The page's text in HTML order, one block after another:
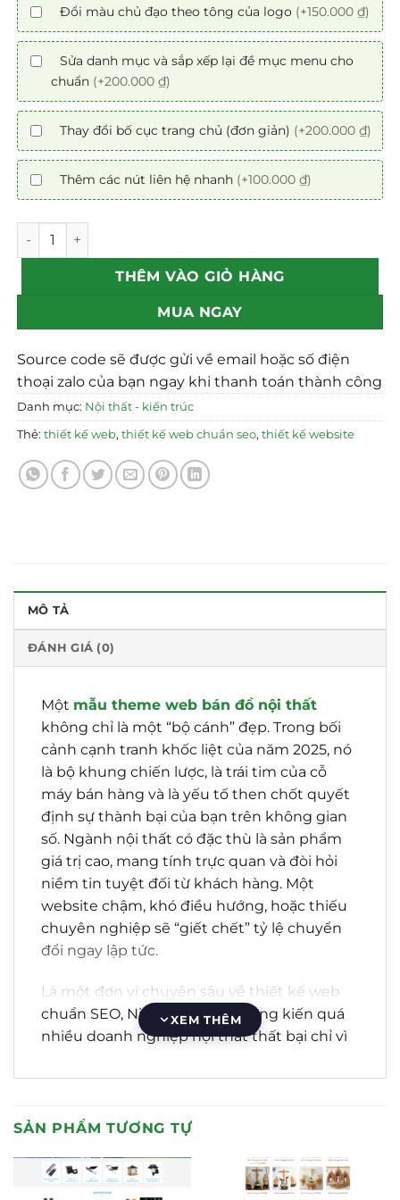
Đổi màu chủ đạo theo tông của logo (+150.000 ₫)
Sửa danh mục và sắp xếp lại đề mục menu cho
chuẩn (+200.000 ₫)
Thay đổi bố cục trang chủ (đơn giản) (+200.000 ₫)
Thêm các nút liên hệ nhanh (+100.000 ₫)
Mẫu theme web bán đồ nội thất 7 chuẩn SEO số lượng
THÊM VÀO GIỎ HÀNG
MUA NGAY
Source code sẽ được gửi về email hoặc số điện
thoại zalo của bạn ngay khi thanh toán thành công
Danh mục: Nội thất - kiến trúc
Thẻ:thiết kế web,thiết kế web chuẩn seo,thiết kế website
MÔ TẢ
ĐÁNH GIÁ (0)
Một mẫu theme web bán đồ nội thất
không chỉ là một “bộ cánh” đẹp. Trong bối
cảnh cạnh tranh khốc liệt của năm 2025, nó
là bộ khung chiến lược, là trái tim của cỗ
máy bán hàng và là yếu tố then chốt quyết
định sự thành bại của bạn trên không gian
số. Ngành nội thất có đặc thù là sản phẩm
giá trị cao, mang tính trực quan và đòi hỏi
niềm tin tuyệt đối từ khách hàng. Một
website chậm, khó điều hướng, hoặc thiếu
chuyên nghiệp sẽ “giết chết” tỷ lệ chuyển
đổi ngay lập tức.
Là một đơn vị chuyên sâu về thiết kế web
chuẩn SEO, Nika Media đã chứng kiến quá
nhiều doanh nghiệp nội thất thất bại chỉ vì
tốt, hình ảnh đẹp, nhưng website của họ
qua Google, hoặc tệ hơn, khiến khách hàng
Bài viết này không chỉ liệt kê các giao diện
XEM THÊM
SẢN PHẨM TƯƠNG TỰ